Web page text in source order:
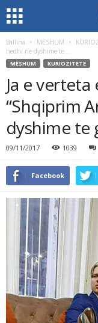
Ballina MËSHUM
hedhi ne dyshime te...
MËSHUM KURIOZITETE
Ja e
“Shqiprim
dyshime te
09/11/2017 1039
Facebook